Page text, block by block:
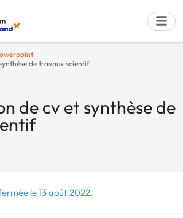
de travaux scientif
de cv et synthèse de
le 13 août 2022.